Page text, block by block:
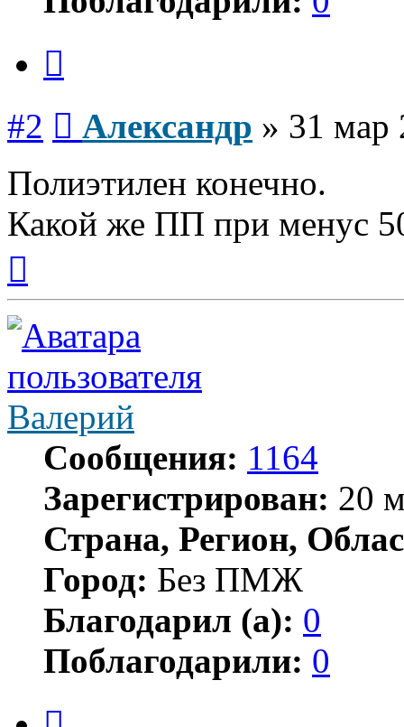
#2 Александр » 31 мар
Полиэтилен конечно.
Какой же ПП при менус
началу
Валерий
Сообщения: 1164
Зарегистрирован: 20
Страна, Регион,
Город: Без ПМЖ
Благодарил (а): 0
Поблагодарили: 0